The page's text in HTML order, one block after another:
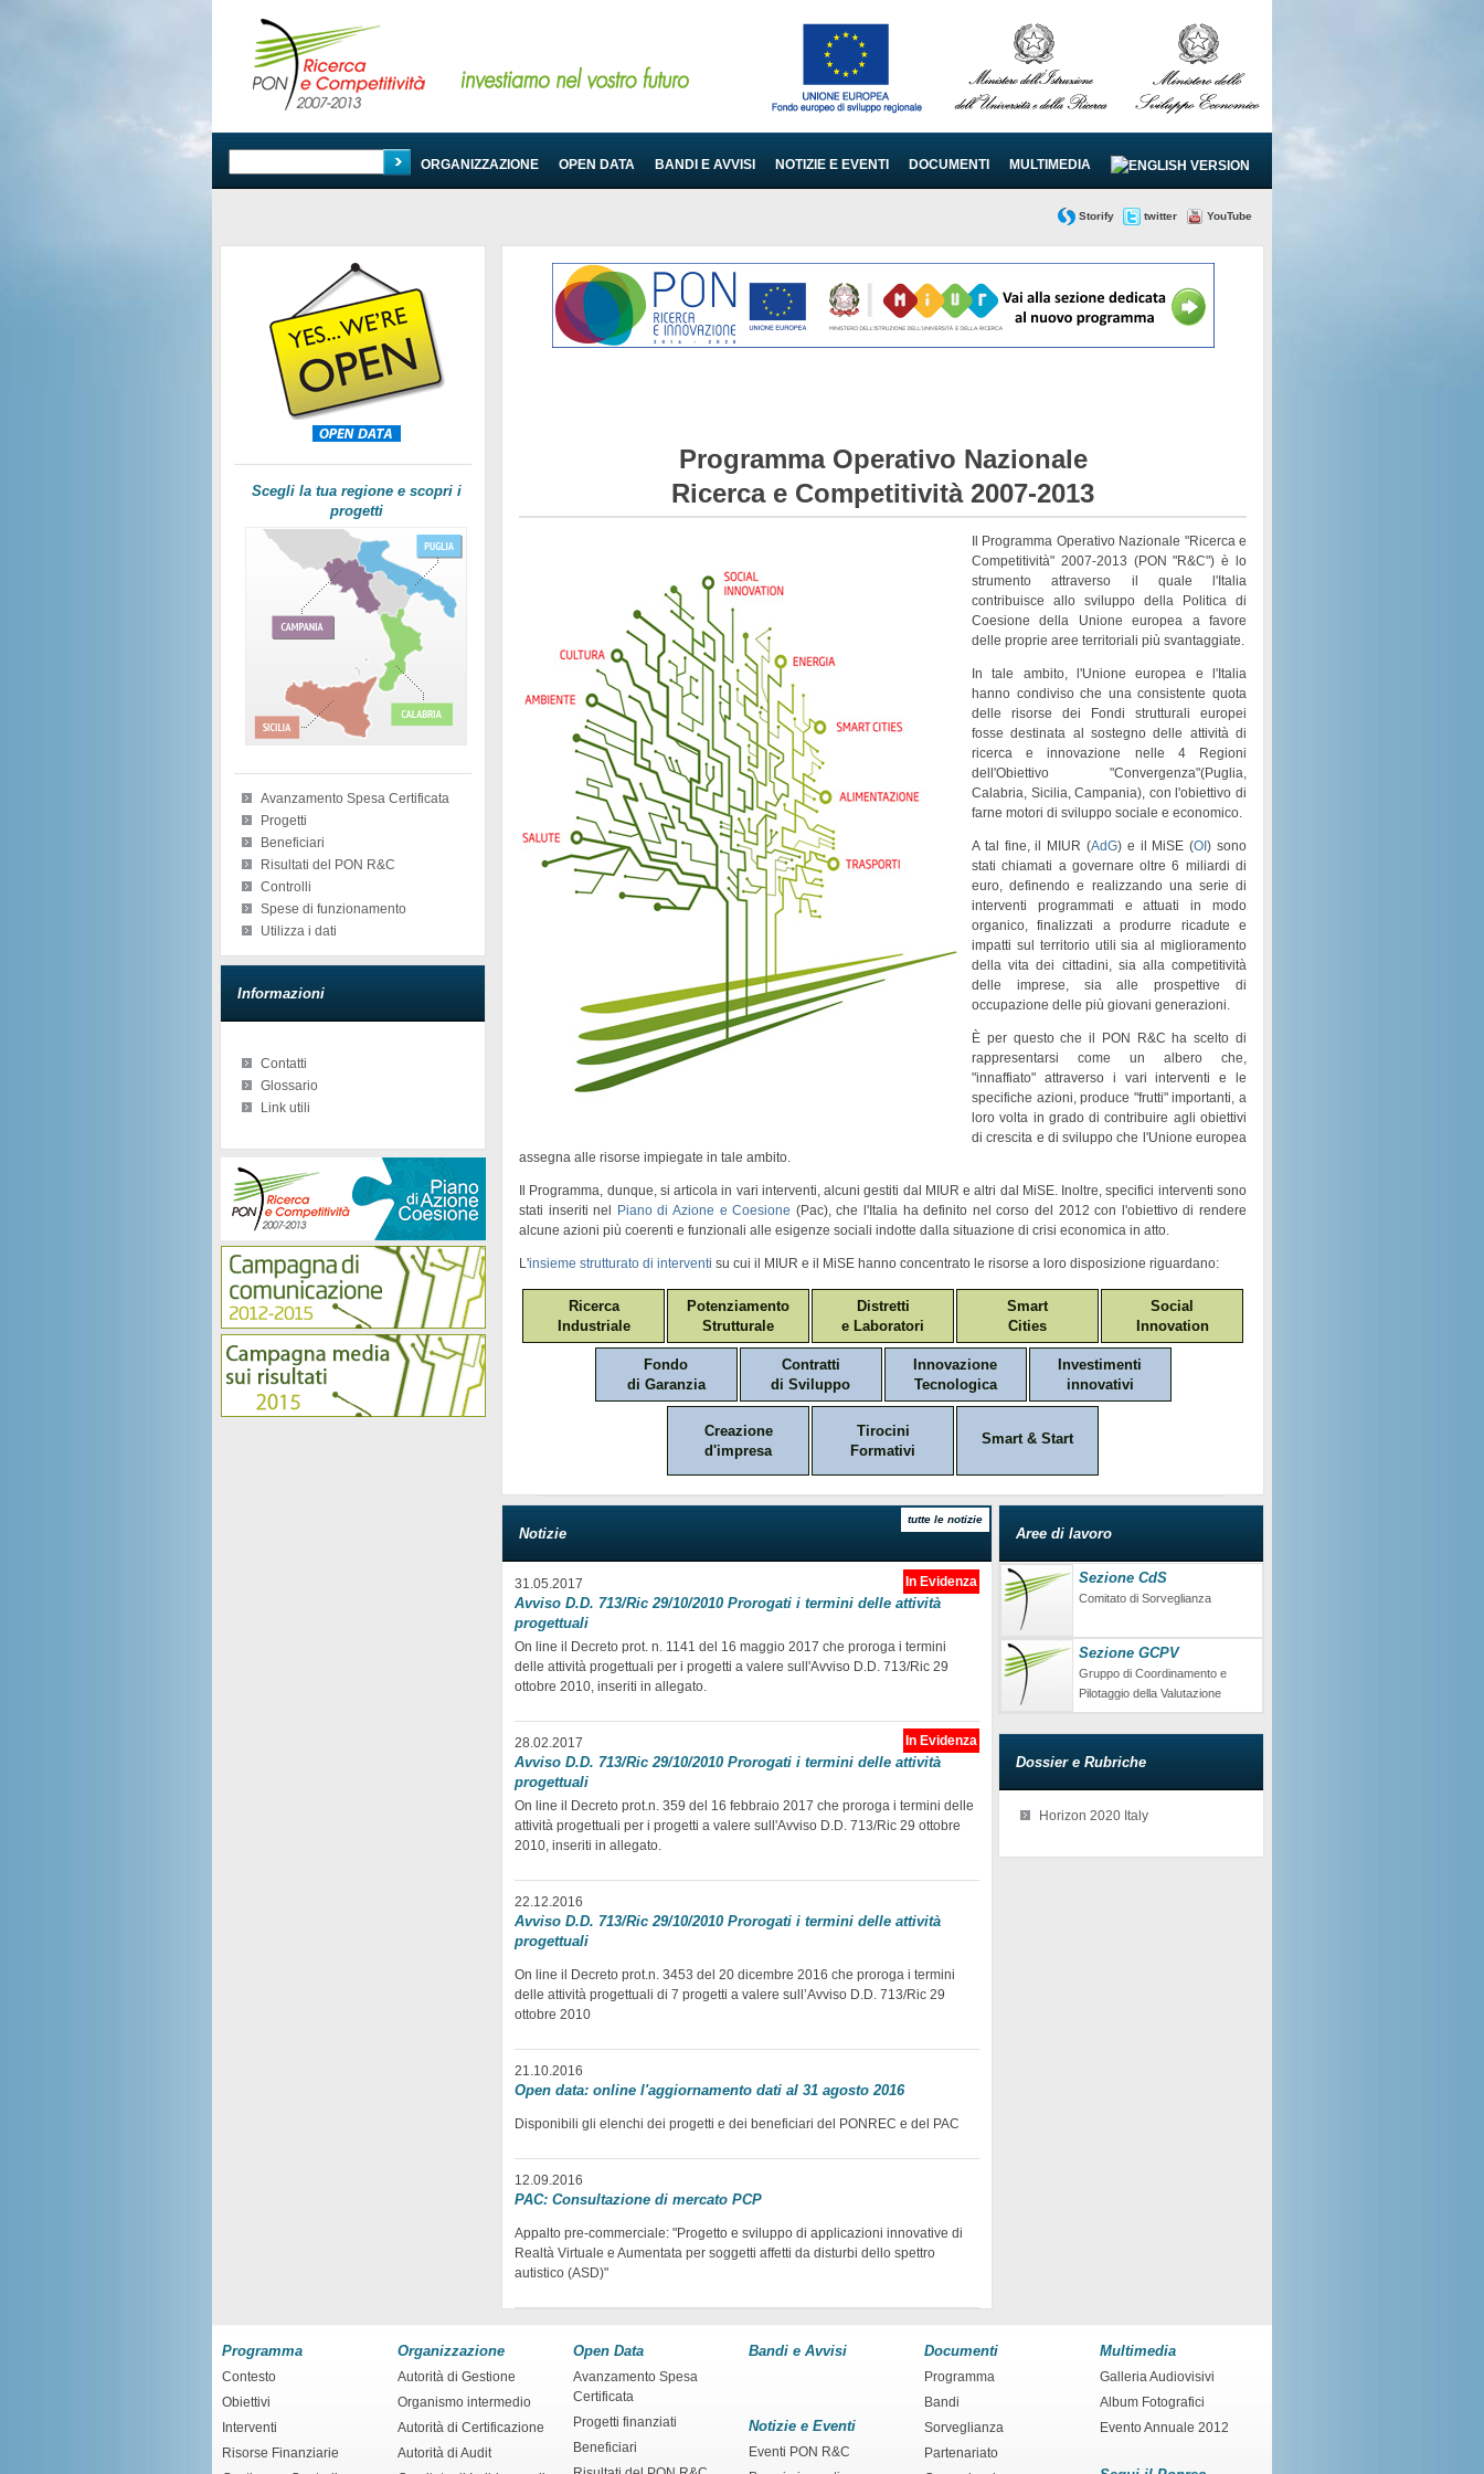
PROGRAMMA ORGANIZZAZIONE OPEN DATA BANDI E AVVISI NOTIZIE E EVENTI DOCUMENTI MULTIMEDIA
Storify twitter YouTube
Scegli la tua regione e scopri i
progetti
Avanzamento Spesa Certificata
Progetti
Beneficiari
Risultati del PON R&C
Controlli
Spese di funzionamento
Utilizza i dati
Informazioni
Contatti
Glossario
Link utili
Programma Operativo Nazionale
Ricerca e Competitività 2007-2013
Il Programma Operativo Nazionale "Ricerca e
Competitività" 2007-2013 (PON "R&C") è lo
strumento attraverso il quale l'Italia
contribuisce allo sviluppo della Politica di
Coesione della Unione europea a favore
delle proprie aree territoriali più svantaggiate.
In tale ambito, l'Unione europea e l'Italia
hanno condiviso che una consistente quota
delle risorse dei Fondi strutturali europei
fosse destinata al sostegno delle attività di
ricerca e innovazione nelle 4 Regioni
dell'Obiettivo "Convergenza"(Puglia,
Calabria, Sicilia, Campania), con l'obiettivo di
farne motori di sviluppo sociale e economico.
A tal fine, il MIUR (AdG) e il MiSE (OI) sono
stati chiamati a governareoltre 6 miliardi di
euro, definendo e realizzando una serie di
interventi programmati e attuati in modo
organico, finalizzati a produrre ricadute e
impatti sul territorio utili sia al miglioramento
della vita dei cittadini, sia alla competitività
delle imprese, sia alle prospettive di
occupazione delle più giovani generazioni.
È per questo che il PON R&C ha scelto di
rappresentarsi come un albero che,
"innaffiato" attraverso i variinterventi e le
specifiche azioni, produce "frutti" importanti, a
loro volta in grado di contribuire agli obiettivi
dicrescita e di sviluppo che l'Unione europea
assegna alle risorse impiegate in tale ambito.
Il Programma, dunque, si articola in vari interventi, alcuni gestiti dal MIUR e altri dal MiSE. Inoltre, specifici interventi sono
stati inseriti nel Piano di Azione e Coesione (Pac), che l'Italia ha definito nel corso del 2012 con l'obiettivo di rendere
alcune azioni più coerenti e funzionali alle esigenze sociali indotte dalla situazione di crisi economica in atto.
L'insieme strutturato di interventi su cui il MIUR e il MiSE hanno concentrato le risorse a loro disposizione riguardano:
Ricerca
Industriale
Potenziamento
Strutturale
Distretti
e Laboratori
Smart
Cities
Social
Innovation
Fondo
di Garanzia
Contratti
di Sviluppo
Innovazione
Tecnologica
Investimenti
innovativi
Creazione
d'impresa
Tirocini
Formativi
Smart & Start
tutte le notizie
Notizie
In Evidenza
31.05.2017
Avviso D.D. 713/Ric 29/10/2010 Prorogati i termini delle attività
progettuali
On line il Decreto prot. n. 1141 del 16 maggio 2017 che proroga i termini
delle attività progettuali per i progetti a valere sull'Avviso D.D. 713/Ric 29
ottobre 2010, inseriti in allegato.
In Evidenza
28.02.2017
Avviso D.D. 713/Ric 29/10/2010 Prorogati i termini delle attività
progettuali
On line il Decreto prot.n. 359 del 16 febbraio 2017 che proroga i termini delle
attività progettuali per i progetti a valere sull'Avviso D.D. 713/Ric 29 ottobre
2010, inseriti in allegato.
22.12.2016
Avviso D.D. 713/Ric 29/10/2010 Prorogati i termini delle attività
progettuali
On line il Decreto prot.n. 3453 del 20 dicembre 2016 che proroga i termini
delle attività progettuali di 7 progetti a valere sull’Avviso D.D. 713/Ric 29
ottobre 2010
21.10.2016
Open data: online l'aggiornamento dati al 31 agosto 2016
Disponibili gli elenchi dei progetti e dei beneficiari del PONREC e del PAC
12.09.2016
PAC: Consultazione di mercato PCP
Appalto pre-commerciale: "Progetto e sviluppo di applicazioni innovative di
Realtà Virtuale e Aumentata per soggetti affetti da disturbi dello spettro
autistico (ASD)"
Aree di lavoro
Sezione CdS
Comitato di Sorveglianza
Sezione GCPV
Gruppo di Coordinamento e
Pilotaggio della Valutazione
Dossier e Rubriche
Horizon 2020 Italy
Programma
Contesto
Obiettivi
Interventi
Risorse Finanziarie
Organizzazione
Autorità di Gestione
Organismo intermedio
Autorità di Certificazione
Autorità di Audit
Open Data
Avanzamento Spesa
Certificata
Progetti finanziati
Beneficiari
Bandi e Avvisi
Notizie e Eventi
Eventi PON R&C
Documenti
Programma
Bandi
Sorveglianza
Partenariato
Multimedia
Galleria Audiovisivi
Album Fotografici
Evento Annuale 2012